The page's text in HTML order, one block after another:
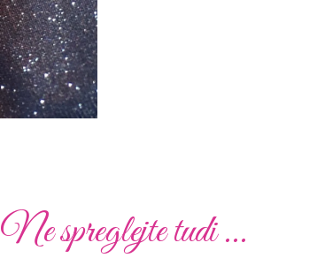
Ne spreglejte tudi ...